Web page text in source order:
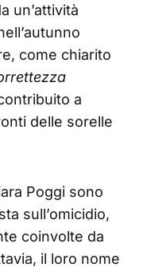
un’attività
come chiarito
a
delle sorelle
Poggi sono
sull’omicidio,
coinvolte da
il loro nome